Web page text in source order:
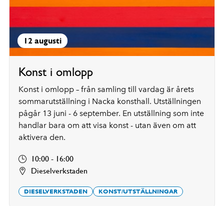
12 augusti
Konst i omlopp
Konst i omlopp – från samling till vardag är årets
sommarutställning i Nacka konsthall. Utställningen
pågår 13 juni - 6 september. En utställning som inte
handlar bara om att visa konst - utan även om att
aktivera den.
10:00 - 16:00
Dieselverkstaden
DIESELVERKSTADEN KONST/UTSTÄLLNINGAR